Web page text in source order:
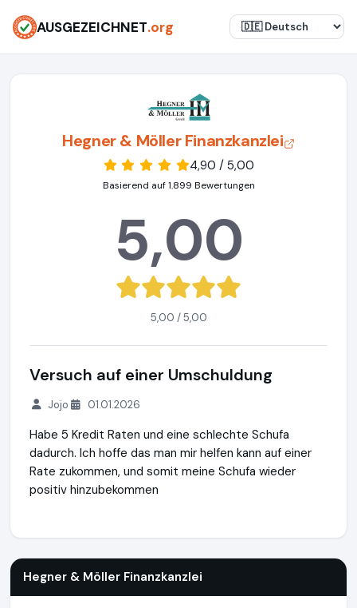
AUSGEZEICHNET.org
Hegner & Möller Finanzkanzlei
4,90 / 5,00
Basierend auf 1.899 Bewertungen
5,00
5,00 / 5,00
Versuch auf einer Umschuldung
Jojo 01.01.2026
Habe 5 Kredit Raten und eine schlechte Schufa
dadurch. Ich hoffe das man mir helfen kann auf einer
Rate zukommen, und somit meine Schufa wieder
positiv hinzubekommen
Hegner & Möller Finanzkanzlei